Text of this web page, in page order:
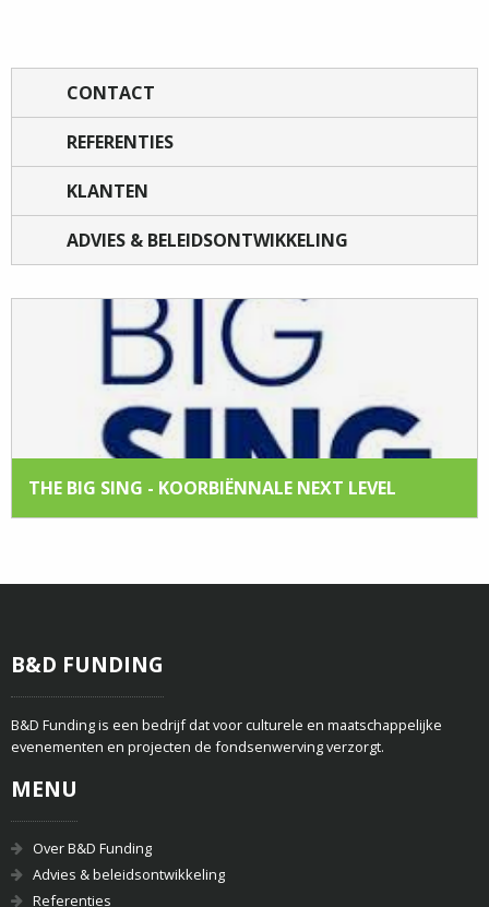
CONTACT
REFERENTIES
KLANTEN
ADVIES & BELEIDSONTWIKKELING
THE BIG SING - KOORBIËNNALE NEXT LEVEL
B&D FUNDING
B&D Funding is een bedrijf dat voor culturele en maatschappelijke
evenementen en projecten de fondsenwerving verzorgt.
MENU
Over B&D Funding
Advies & beleidsontwikkeling
Referenties